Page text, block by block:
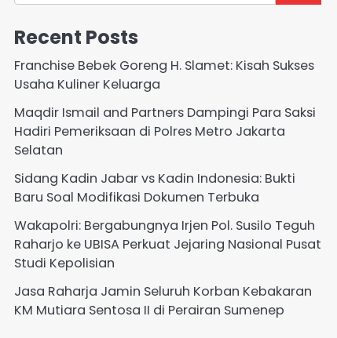
Recent Posts
Franchise Bebek Goreng H. Slamet: Kisah Sukses
Usaha Kuliner Keluarga
Maqdir Ismail and Partners Dampingi Para Saksi
Hadiri Pemeriksaan di Polres Metro Jakarta
Selatan
Sidang Kadin Jabar vs Kadin Indonesia: Bukti
Baru Soal Modifikasi Dokumen Terbuka
Wakapolri: Bergabungnya Irjen Pol. Susilo Teguh
Raharjo ke UBISA Perkuat Jejaring Nasional Pusat
Studi Kepolisian
Jasa Raharja Jamin Seluruh Korban Kebakaran
KM Mutiara Sentosa II di Perairan Sumenep